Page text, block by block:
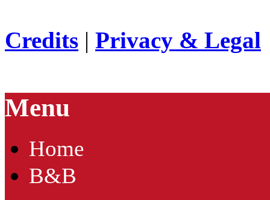
Credits | Privacy & Legal
Menu
Home
B&B